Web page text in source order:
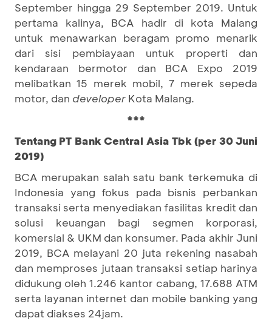
September hingga 29 September 2019. Untuk
pertama kalinya, BCA hadir di kota Malang
untuk menawarkan beragam promo menarik
dari sisi pembiayaan untuk properti dan
kendaraan bermotor dan BCA Expo 2019
melibatkan 15 merek mobil, 7 merek sepeda
motor, dan developer Kota Malang.
***
Tentang PT Bank Central Asia Tbk (per 30 Juni
2019)
BCA merupakan salah satu bank terkemuka di
Indonesia yang fokus pada bisnis perbankan
transaksi serta menyediakan fasilitas kredit dan
solusi keuangan bagi segmen korporasi,
komersial & UKM dan konsumer. Pada akhir Juni
2019, BCA melayani 20 juta rekening nasabah
dan memproses jutaan transaksi setiap harinya
didukung oleh 1.246 kantor cabang, 17.688 ATM
serta layanan internet dan mobile banking yang
dapat diakses 24jam.